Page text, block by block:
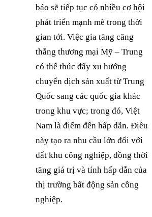
báo sẽ tiếp tục có nhiều cơ hội
phát triển mạnh mẽ trong thời
gian tới. Việc gia tăng căng
thẳng thương mại Mỹ – Trung
có thể thúc đẩy xu hướng
chuyển dịch sản xuất từ Trung
Quốc sang các quốc gia khác
trong khu vực; trong đó, Việt
Nam là điểm đến hấp dẫn. Điều
này tạo ra nhu cầu lớn đối với
đất khu công nghiệp, đồng thời
tăng giá trị và tính hấp dẫn của
thị trường bất động sản công
nghiệp.